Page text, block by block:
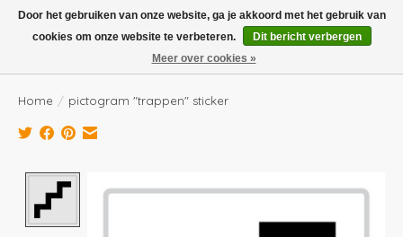
Boven de €100,- gratis verzending! Vóór 14.00 besteld, volgende dag in huis!
Verlanglijst
Home / pictogram "trappen" sticker
Door het gebruiken van onze website, ga je akkoord met het gebruik van
cookies om onze website te verbeteren.
Dit bericht verbergen
Meer over cookies »